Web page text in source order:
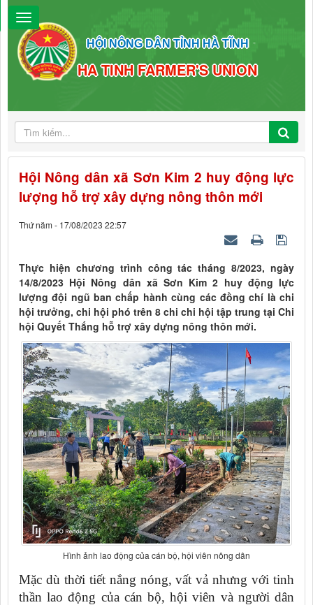
HỘI NÔNG DÂN TỈNH HÀ TĨNH
HA TINH FARMER'S UNION
Hội Nông dân xã Sơn Kim 2 huy động lực
lượng hỗ trợ xây dựng nông thôn mới
Thứ năm - 17/08/2023 22:57
Thực hiện chương trình công tác tháng 8/2023, ngày
14/8/2023 Hội Nông dân xã Sơn Kim 2 huy động lực
lượng đội ngũ ban chấp hành cùng các đồng chí là chi
hội trưởng, chi hội phó trên 8 chi chi hội tập trung tại Chi
hội Quyết Thắng hỗ trợ xây dựng nông thôn mới.
Hình ảnh lao động của cán bộ, hội viên nông dân
Mặc dù thời tiết nắng nóng, vất vả nhưng với tinh
thần lao động của cán bộ, hội viên và người dân